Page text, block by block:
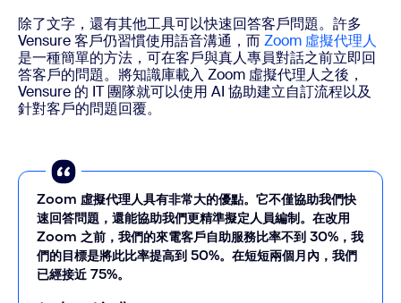
除了文字，還有其他工具可以快速回答客戶問題。許多
Vensure 客戶仍習慣使用語音溝通，而Zoom 虛擬代理人
是一種簡單的方法，可在客戶與真人專員對話之前立即回
答客戶的問題。將知識庫載入 Zoom 虛擬代理人之後，
Vensure 的 IT 團隊就可以使用 AI 協助建立自訂流程以及
針對客戶的問題回覆。
Zoom 虛擬代理人具有非常大的優點。它不僅協助我們快
速回答問題，還能協助我們更精準擬定人員編制。在改用
Zoom 之前，我們的來電客戶自助服務比率不到 30%，我
們的目標是將此比率提高到 50%。在短短兩個月內，我們
已經接近 75%。